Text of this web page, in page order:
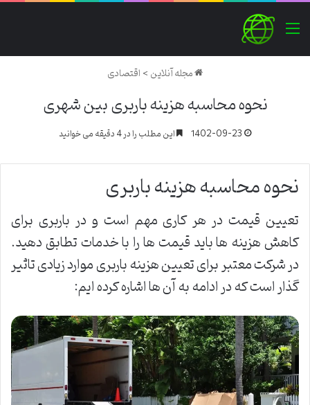
منو
مجله آنلاین>اقتصادی
نحوه محاسبه هزینه باربری بین شهری
1402-09-23 این مطلب را در 4 دقیقه می خوانید
نحوه محاسبه هزینه باربری
تعیین قیمت در هر کاری مهم است و در باربری برای
کاهش هزینه ها باید قیمت ها را با خدمات تطابق دهید.
در شرکت معتبر برای تعیین هزینه باربری موارد زیادی تاثیر
گذار است که در ادامه به آن ها اشاره کرده ایم: